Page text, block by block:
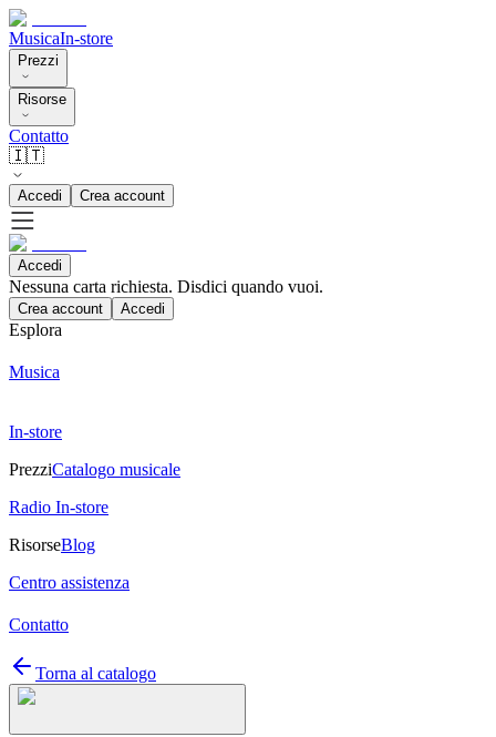
MusicaIn-store
Prezzi
Risorse
Contatto
🇮🇹
Accedi Crea account
Accedi
Nessuna carta richiesta. Disdici quando vuoi.
Crea account Accedi
Esplora
Musica
In-store
PrezziCatalogo musicale
Radio In-store
RisorseBlog
Centro assistenza
Contatto
Torna al catalogo